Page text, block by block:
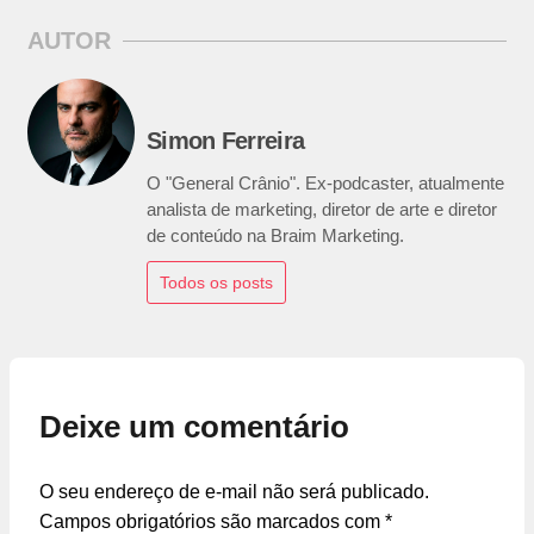
AUTOR
Simon Ferreira
O "General Crânio". Ex-podcaster, atualmente
analista de marketing, diretor de arte e diretor
de conteúdo na Braim Marketing.
Todos os posts
Deixe um comentário
O seu endereço de e-mail não será publicado.
Campos obrigatórios são marcados com *